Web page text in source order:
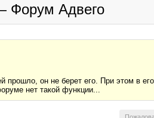
Форум Адвего
прошло, он не берет его. При этом в
нет такой функции...